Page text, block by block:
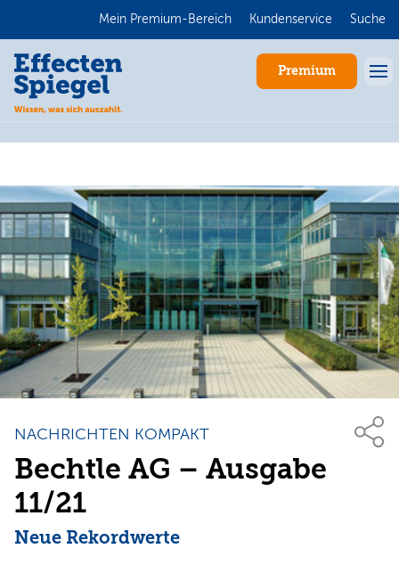
Mein Premium-Bereich Kundenservice Suche
Premium
NACHRICHTEN KOMPAKT
Bechtle AG – Ausgabe
11/21
Neue Rekordwerte
Anmelden